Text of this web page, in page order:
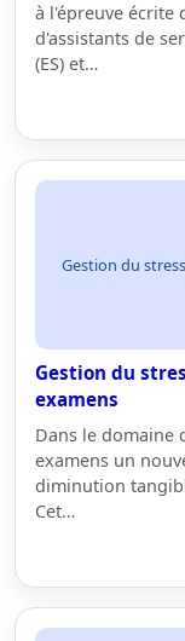
à l'épreuve écrite
d'assistants de
(ES) et…
Gestion du
Gestion du
examens
Dans le domaine
examens un
diminution
Cet…